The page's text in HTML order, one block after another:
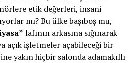
etik değerleri, insani
mı? Bu ülke başıboş mu,
lafının arkasına sığınarak
açık işletmeler açabileceği bir
yakın hiçbir salonda adamakıllı